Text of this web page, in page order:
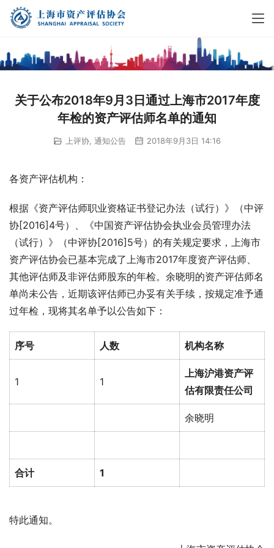
关于公布2018年9月3日通过上海市2017年度
年检的资产评估师名单的通知
上评协 通知公告 2018年9月3日 14:16
各资产评估机构：
根据《资产评估师职业资格证书登记办法（试行）》（中评
协[2016]4号）、《中国资产评估协会执业会员管理办法
（试行）》（中评协[2016]5号）的有关规定要求，上海市
资产评估协会已基本完成了上海市2017年度资产评估师、
其他评估师及非评估师股东的年检。余晓明的资产评估师名
单尚未公告，近期该评估师已办妥有关手续，按规定准予通
过年检，现将其名单予以公告如下：
序号 人数 机构名称
1 1
上海沪港资产评
估有限责任公司
余晓明
合计 1
特此通知。